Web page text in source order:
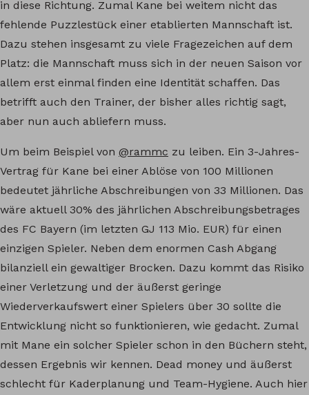
in diese Richtung. Zumal Kane bei weitem nicht das
fehlende Puzzlestück einer etablierten Mannschaft ist.
Dazu stehen insgesamt zu viele Fragezeichen auf dem
Platz: die Mannschaft muss sich in der neuen Saison vor
allem erst einmal finden eine Identität schaffen. Das
betrifft auch den Trainer, der bisher alles richtig sagt,
aber nun auch abliefern muss.
Um beim Beispiel von @rammc zu leiben. Ein 3-Jahres-
Vertrag für Kane bei einer Ablöse von 100 Millionen
bedeutet jährliche Abschreibungen von 33 Millionen. Das
wäre aktuell 30% des jährlichen Abschreibungsbetrages
des FC Bayern (im letzten GJ 113 Mio. EUR) für einen
einzigen Spieler. Neben dem enormen Cash Abgang
bilanziell ein gewaltiger Brocken. Dazu kommt das Risiko
einer Verletzung und der äußerst geringe
Wiederverkaufswert einer Spielers über 30 sollte die
Entwicklung nicht so funktionieren, wie gedacht. Zumal
mit Mane ein solcher Spieler schon in den Büchern steht,
dessen Ergebnis wir kennen. Dead money und äußerst
schlecht für Kaderplanung und Team-Hygiene. Auch hier